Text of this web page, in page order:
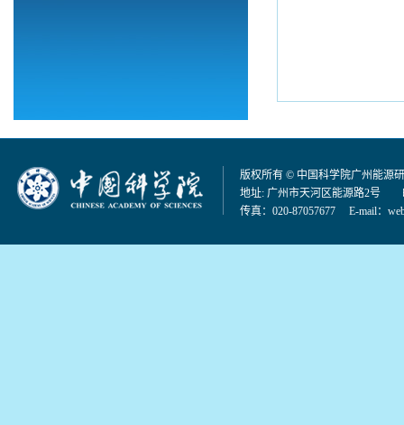
版权所有 © 中国科学院广州能源
地址: 广州市天河区能源路2号
传真：020-87057677 E-mail：